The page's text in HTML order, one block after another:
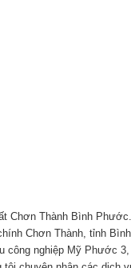
Chơn Thành Bình
Chơn Thành, tỉnh
công nghiệp Mỹ Phước